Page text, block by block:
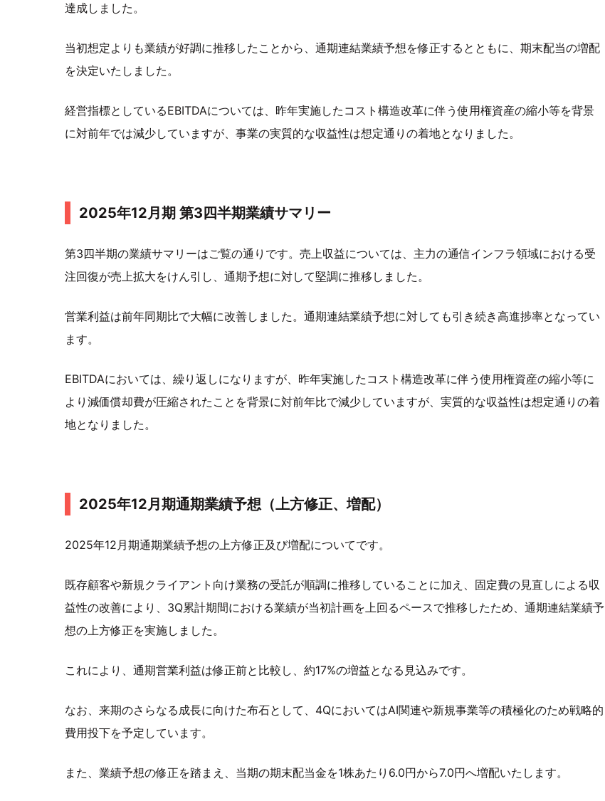
達成しました。
当初想定よりも業績が好調に推移したことから、通期連結業績予想を修正するとともに、期末配当の増配
を決定いたしました。
経営指標としているEBITDAについては、昨年実施したコスト構造改革に伴う使用権資産の縮小等を背景
に対前年では減少していますが、事業の実質的な収益性は想定通りの着地となりました。
2025年12月期 第3四半期業績サマリー
第3四半期の業績サマリーはご覧の通りです。売上収益については、主力の通信インフラ領域における受
注回復が売上拡大をけん引し、通期予想に対して堅調に推移しました。
営業利益は前年同期比で大幅に改善しました。通期連結業績予想に対しても引き続き高進捗率となってい
ます。
EBITDAにおいては、繰り返しになりますが、昨年実施したコスト構造改革に伴う使用権資産の縮小等に
より減価償却費が圧縮されたことを背景に対前年比で減少していますが、実質的な収益性は想定通りの着
地となりました。
2025年12月期通期業績予想（上方修正、増配）
2025年12月期通期業績予想の上方修正及び増配についてです。
既存顧客や新規クライアント向け業務の受託が順調に推移していることに加え、固定費の見直しによる収
益性の改善により、3Q累計期間における業績が当初計画を上回るペースで推移したため、通期連結業績予
想の上方修正を実施しました。
これにより、通期営業利益は修正前と比較し、約17%の増益となる見込みです。
なお、来期のさらなる成長に向けた布石として、4QにおいてはAI関連や新規事業等の積極化のため戦略的
費用投下を予定しています。
また、業績予想の修正を踏まえ、当期の期末配当金を1株あたり6.0円から7.0円へ増配いたします。